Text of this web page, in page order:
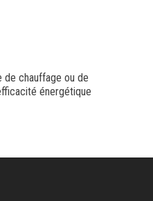
chauffage ou de
énergétique